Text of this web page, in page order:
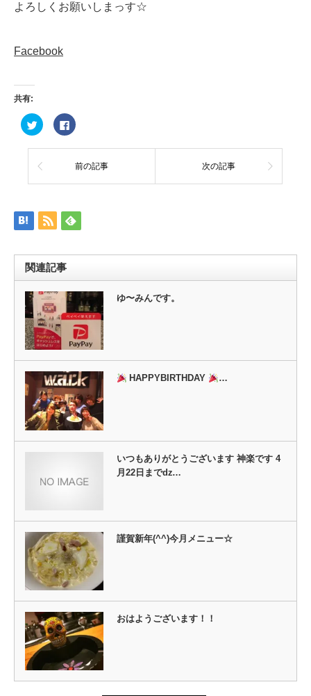
よろしくお願いしまっす☆
Facebook
共有:
ク
リ
ク
て
Twitter
し
い
ウ
ド
ウ
で
開
き
ま
す)
Facebook
で
有
る
に
ク
し
て
さ
し
い
ウ
ィ
ン
ド
ウ
で
開
ま
す)
前の記事 次の記事
関連記事
ゆ〜みんです。
HAPPYBIRTHDAY …
いつもありがとうございます 神楽です 4
月22日までǳ…
謹賀新年(^^)今月メニュー☆
おはようございます！！